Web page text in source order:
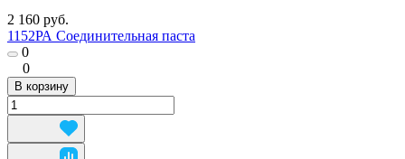
2 160 руб.
1152РА Соединительная паста
0
0
В корзину